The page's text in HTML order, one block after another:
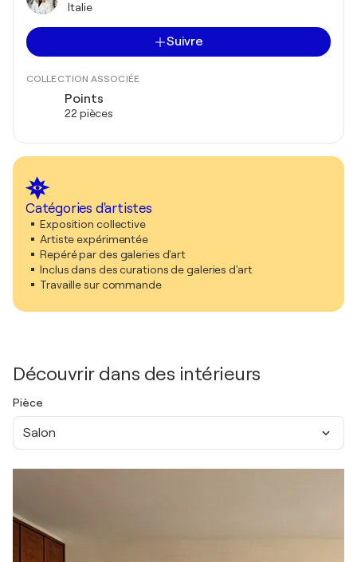
Italie
Suivre
COLLECTION ASSOCIÉE
Points
22 pièces
Catégories d'artistes
Exposition collective
Artiste expérimentée
Repéré par des galeries d'art
Inclus dans des curations de galeries d'art
Travaille sur commande
Découvrir dans des intérieurs
Pièce
Salon